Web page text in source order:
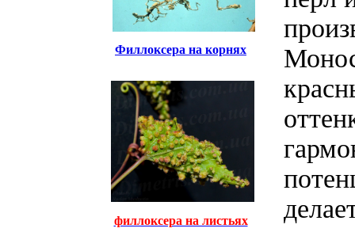
Филлоксера на корнях
филлоксера на листьях